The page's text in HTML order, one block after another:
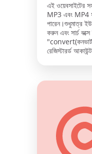
এই ওয়েবসাইটের
MP3 এবং MP4
পারেন।শুধুমাত্র
করুন এবং সার্চ
রেজিস্টারর্ড